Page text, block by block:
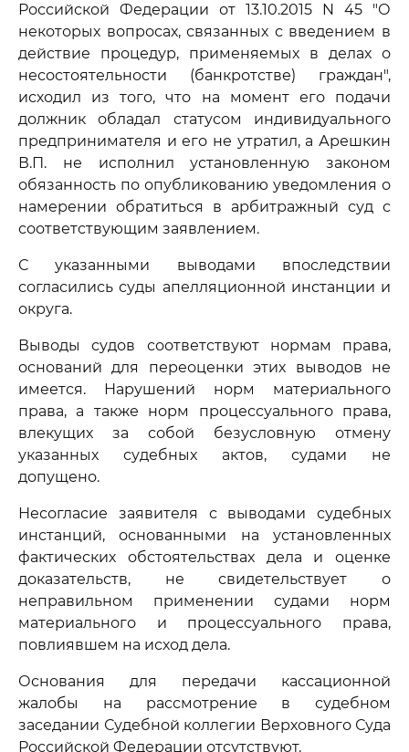
Российской Федерации от 13.10.2015 N 45 "О
некоторых вопросах, связанных с введением в
действие процедур, применяемых в делах о
несостоятельности (банкротстве) граждан",
исходил из того, что на момент его подачи
должник обладал статусом индивидуального
предпринимателя и его не утратил, а Арешкин
В.П. не исполнил установленную законом
обязанность по опубликованию уведомления о
намерении обратиться в арбитражный суд с
соответствующим заявлением.
С указанными выводами впоследствии
согласились суды апелляционной инстанции и
округа.
Выводы судов соответствуют нормам права,
оснований для переоценки этих выводов не
имеется. Нарушений норм материального
права, а также норм процессуального права,
влекущих за собой безусловную отмену
указанных судебных актов, судами не
допущено.
Несогласие заявителя с выводами судебных
инстанций, основанными на установленных
фактических обстоятельствах дела и оценке
доказательств, не свидетельствует о
неправильном применении судами норм
материального и процессуального права,
повлиявшем на исход дела.
Основания для передачи кассационной
жалобы на рассмотрение в судебном
заседании Судебной коллегии Верховного Суда
Российской Федерации отсутствуют.